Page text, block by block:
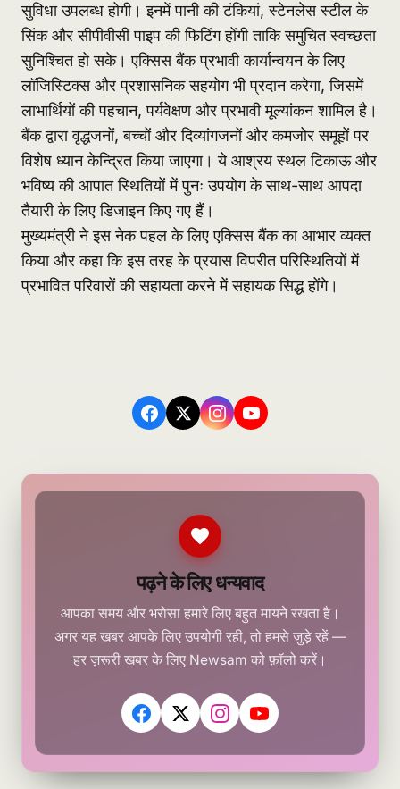
सुविधा उपलब्ध होगी। इनमें पानी की टंकियां, स्टेनलेस स्टील के
सिंक और सीपीवीसी पाइप की फिटिंग होंगी ताकि समुचित स्वच्छता
सुनिश्चित हो सके। एक्सिस बैंक प्रभावी कार्यान्वयन के लिए
लॉजिस्टिक्स और प्रशासनिक सहयोग भी प्रदान करेगा, जिसमें
लाभार्थियों की पहचान, पर्यवेक्षण और प्रभावी मूल्यांकन शामिल है।
बैंक द्वारा वृद्धजनों, बच्चों और दिव्यांगजनों और कमजोर समूहों पर
विशेष ध्यान केन्द्रित किया जाएगा। ये आश्रय स्थल टिकाऊ और
भविष्य की आपात स्थितियों में पुनः उपयोग के साथ-साथ आपदा
तैयारी के लिए डिजाइन किए गए हैं।
मुख्यमंत्री ने इस नेक पहल के लिए एक्सिस बैंक का आभार व्यक्त
किया और कहा कि इस तरह के प्रयास विपरीत परिस्थितियों में
प्रभावित परिवारों की सहायता करने में सहायक सिद्ध होंगे।
पढ़ने के लिए धन्यवाद
आपका समय और भरोसा हमारे लिए बहुत मायने रखता है।
अगर यह खबर आपके लिए उपयोगी रही, तो हमसे जुड़े रहें —
हर ज़रूरी खबर के लिए Newsam को फ़ॉलो करें।